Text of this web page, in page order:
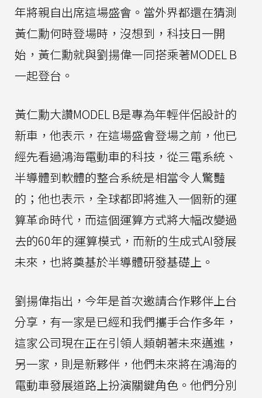
年將親自出席這場盛會。當外界都還在猜測
黃仁勳何時登場時，沒想到，科技日一開
始，黃仁勳就與劉揚偉一同搭乘著MODEL B
一起登台。
黃仁勳大讚MODEL B是專為年輕伴侶設計的
新車，他表示，在這場盛會登場之前，他已
經先看過鴻海電動車的科技，從三電系統、
半導體到軟體的整合系統是相當令人驚豔
的；他也表示，全球都即將進入一個新的運
算革命時代，而這個運算方式將大幅改變過
去的60年的運算模式，而新的生成式AI發展
未來，也將奠基於半導體研發基礎上。
劉揚偉指出，今年是首次邀請合作夥伴上台
分享，有一家是已經和我們攜手合作多年，
這家公司現在正在引領人類朝著未來邁進，
另一家，則是新夥伴，他們未來將在鴻海的
電動車發展道路上扮演關鍵角色。他們分別